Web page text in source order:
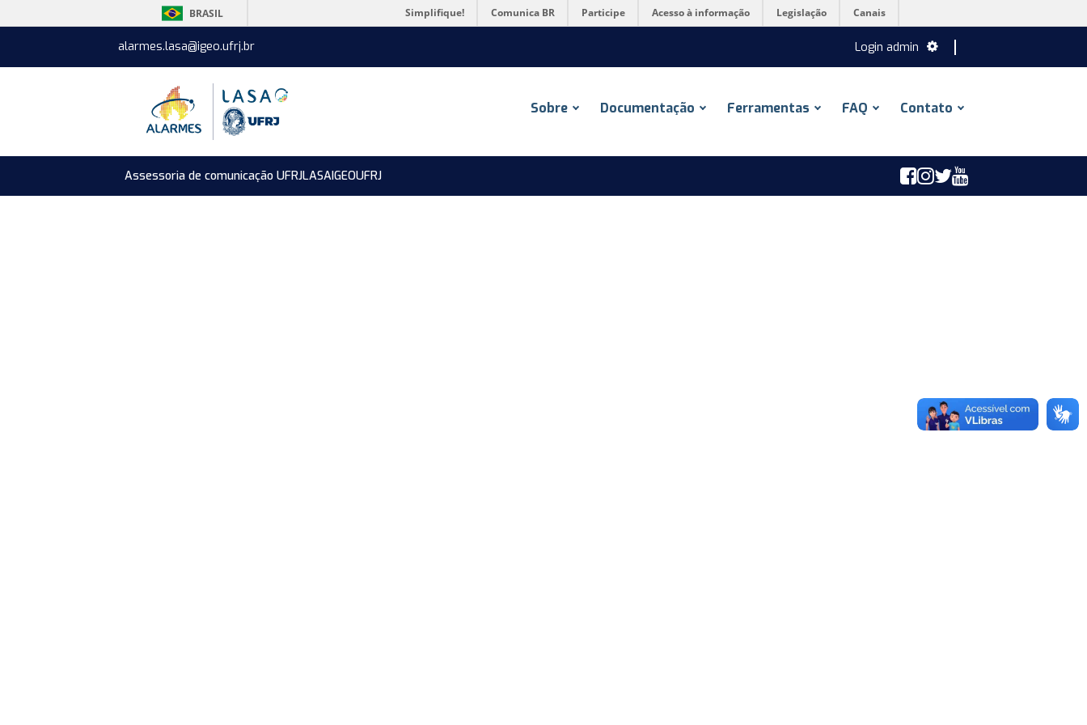
BRASIL Simplifique! Comunica BR Participe Acesso à informação Legislação Canais
alarmes.lasa@igeo.ufrj.br Login admin
Sobre Documentação Ferramentas FAQ Contato
Assessoria de comunicação UFRJLASAIGEOUFRJ